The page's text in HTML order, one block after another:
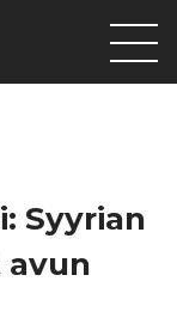
Syyrian
avun